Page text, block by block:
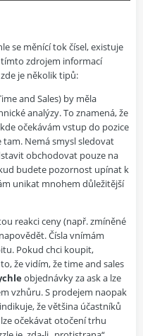
se měnící tok čísel, existuje
zdrojem informací
je několik tipů:
and Sales) by měla
analýzy. To znamená, že
očekávám vstup do pozice
tam. Nemá smysl sledovat
obchodovat pouze na
budete pozornost upínat k
unikat mnohem důležitější
reakci ceny (např. zmíněné
Čísla vnímám
Pokud chci koupit,
že vidím, že time and sales
objednávky za ask a lze
vzhůru. S prodejem naopak
že většina účastníků
očekávat otočení trhu